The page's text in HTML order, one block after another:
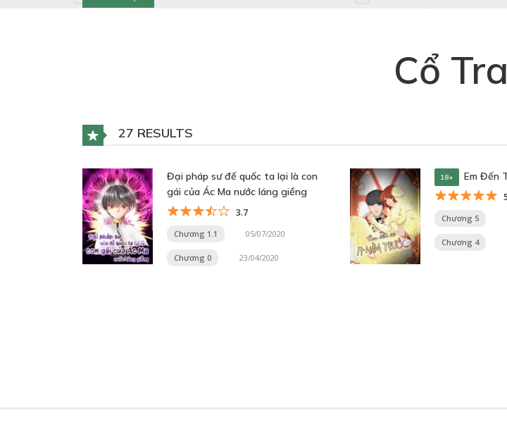
Cổ
27 RESULTS
Đại pháp sư đế quốc ta lại là con
gái của Ác Ma nước láng giềng
3.7
Chương 1.1 05/07/2020
Chương 0 23/04/2020
18+ Em Đến
5
Chương 5
Chương 4